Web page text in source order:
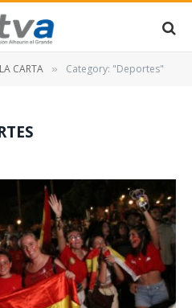
CARTA » Category: "Deportes"